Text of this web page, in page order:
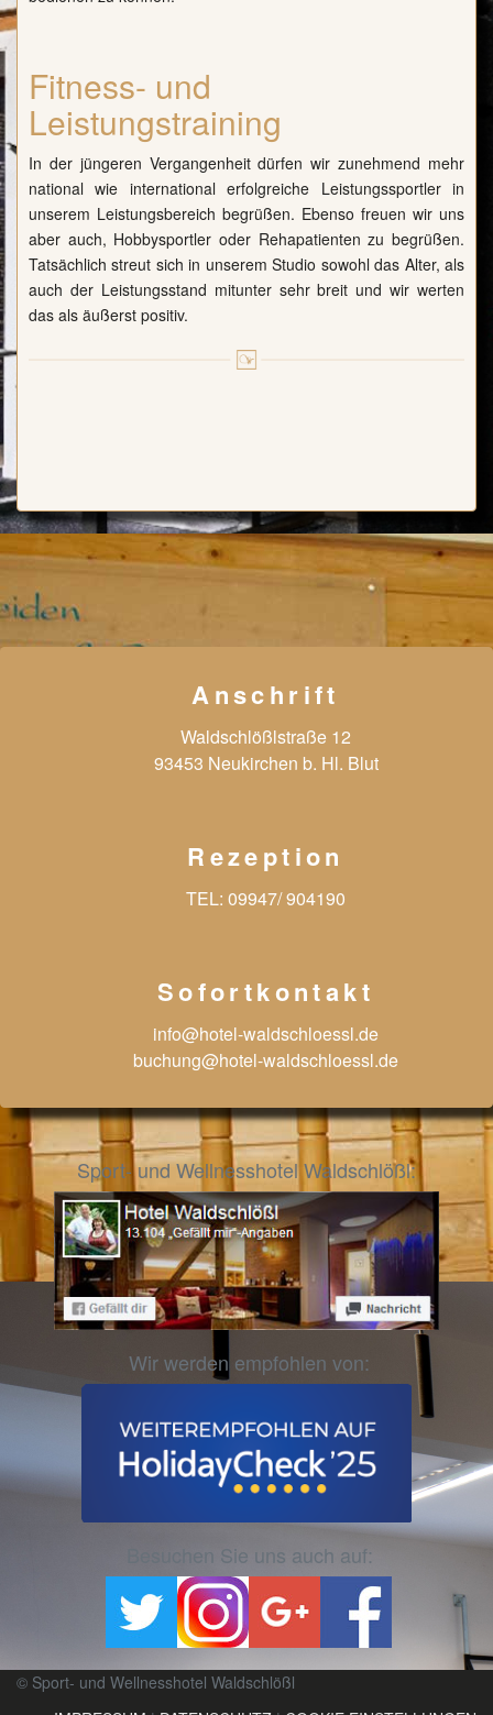
Fitness- und
Leistungstraining
In der jüngeren Vergangenheit dürfen wir zunehmend mehr
national wie international erfolgreiche Leistungssportler in
unserem Leistungsbereich begrüßen. Ebenso freuen wir uns
aber auch, Hobbysportler oder Rehapatienten zu begrüßen.
Tatsächlich streut sich in unserem Studio sowohl das Alter, als
auch der Leistungsstand mitunter sehr breit und wir werten
das als äußerst positiv.
Anschrift
Waldschlößlstraße 12
93453 Neukirchen b. Hl. Blut
Rezeption
TEL: 09947/ 904190
Sofortkontakt
info@hotel-waldschloessl.de
buchung@hotel-waldschloessl.de
Sport- und Wellnesshotel Waldschlößl:
Wir werden empfohlen von:
Besuchen Sie uns auch auf:
© Sport- und Wellnesshotel Waldschlößl